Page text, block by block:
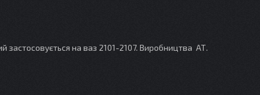
застосовується на ваз 2101-2107. Виробництва АТ.